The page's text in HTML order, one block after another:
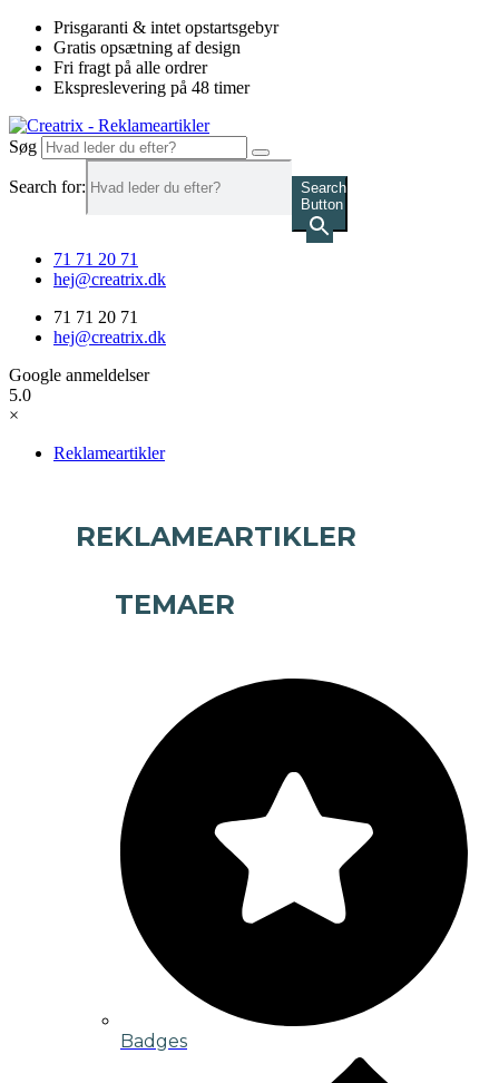
Videre
indhold
Prisgaranti & intet opstartsgebyr
Gratis opsætning af design
Fri fragt på alle ordrer
Ekspreslevering på 48 timer
Søg
Search for:
Search
Button
71 71 20 71
hej@creatrix.dk
71 71 20 71
hej@creatrix.dk
Google anmeldelser
5.0
×
Reklameartikler
REKLAMEARTIKLER
TEMAER
Badges